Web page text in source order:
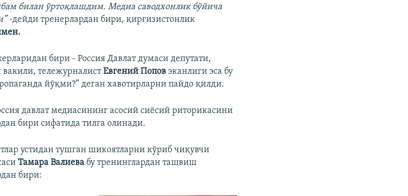
билан ўртоқлашдим. Медиа саводхонлик бўйича
-дейди тренерлардан бири, қирғизистонлик
бири - Россия Давлат думаси депутати,
вакили, тележурналистЕвгений Попов эканлиги эса бу
йўқми?” деган хавотирларни пайдо қилди.
давлат медиасининг асосий сиёсий риторикасини
бири сифатида тилга олинади.
устидан тушган шикоятларни кўриб чиқувчи
Тамара Валиева бу тренинглардан ташвиш
бири: